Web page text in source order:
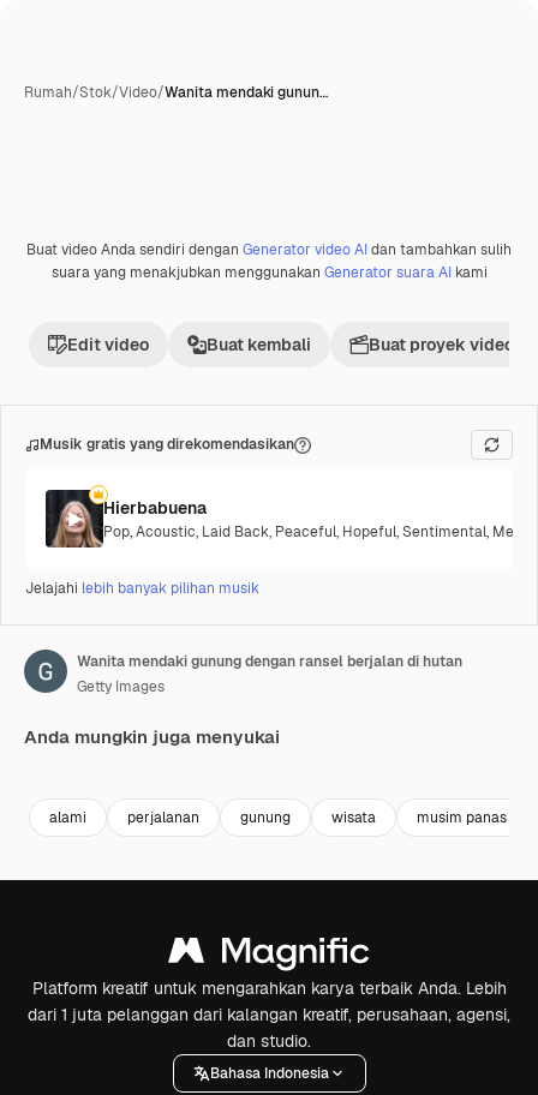
Rumah/Stok/Video/Wanita mendaki gunun…
Premium
Buat video Anda sendiri dengan Generator video AIdan tambahkan sulih
suara yang menakjubkan menggunakan Generator suara AIkami
Edit video Buat kembali Buat proyek video
Musik gratis yang direkomendasikan
Hierbabuena
Pop,Acoustic, Laid Back, Peaceful, Hopeful,Sentimental,
Jelajahi lebih banyak pilihan musik
Wanita mendaki gunung dengan ransel berjalan di hutan
Getty Images
Anda mungkin juga menyukai
alami perjalanan gunung wisata musim panas
Platform kreatif untuk mengarahkan karya terbaik Anda. Lebih
dari 1 juta pelanggan dari kalangan kreatif, perusahaan, agensi,
dan studio.
Bahasa Indonesia